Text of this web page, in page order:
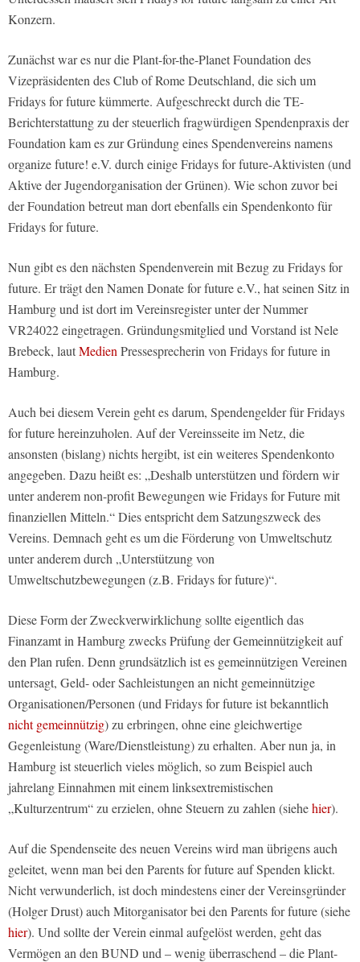
Konzern.
Zunächst war es nur die Plant-for-the-Planet Foundation des
Vizepräsidenten des Club of Rome Deutschland, die sich um
Fridays for future kümmerte. Aufgeschreckt durch die TE-
Berichterstattung zu der steuerlich fragwürdigen Spendenpraxis der
Foundation kam es zur Gründung eines Spendenvereins namens
organize future! e.V. durch einige Fridays for future-Aktivisten (und
Aktive der Jugendorganisation der Grünen). Wie schon zuvor bei
der Foundation betreut man dort ebenfalls ein Spendenkonto für
Fridays for future.
Nun gibt es den nächsten Spendenverein mit Bezug zu Fridays for
future. Er trägt den Namen Donate for future e.V., hat seinen Sitz in
Hamburg und ist dort im Vereinsregister unter der Nummer
VR24022 eingetragen. Gründungsmitglied und Vorstand ist Nele
Brebeck, lautMedien Pressesprecherin von Fridays for future in
Hamburg.
Auch bei diesem Verein geht es darum, Spendengelder für Fridays
for future hereinzuholen. Auf der Vereinsseite im Netz, die
ansonsten (bislang) nichts hergibt, ist ein weiteres Spendenkonto
angegeben. Dazu heißt es: „Deshalb unterstützen und fördern wir
unter anderem non-profit Bewegungen wie Fridays for Future mit
finanziellen Mitteln.“ Dies entspricht dem Satzungszweck des
Vereins. Demnach geht es um die Förderung von Umweltschutz
unter anderem durch „Unterstützung von
Umweltschutzbewegungen (z.B. Fridays for future)“.
Diese Form der Zweckverwirklichung sollte eigentlich das
Finanzamt in Hamburg zwecks Prüfung der Gemeinnützigkeit auf
den Plan rufen. Denn grundsätzlich ist es gemeinnützigen Vereinen
untersagt, Geld- oder Sachleistungen an nicht gemeinnützige
Organisationen/Personen (und Fridays for future ist bekanntlich
nicht gemeinnützig) zu erbringen, ohne eine gleichwertige
Gegenleistung (Ware/Dienstleistung) zu erhalten. Aber nun ja, in
Hamburg ist steuerlich vieles möglich, so zum Beispiel auch
jahrelang Einnahmen mit einem linksextremistischen
„Kulturzentrum“ zu erzielen, ohne Steuern zu zahlen (siehehier).
Auf die Spendenseite des neuen Vereins wird man übrigens auch
geleitet, wenn man bei den Parents for future auf Spenden klickt.
Nicht verwunderlich, ist doch mindestens einer der Vereinsgründer
(Holger Drust) auch Mitorganisator bei den Parents for future (siehe
hier). Und sollte der Verein einmal aufgelöst werden, geht das
Vermögen an den BUND und – wenig überraschend – die Plant-